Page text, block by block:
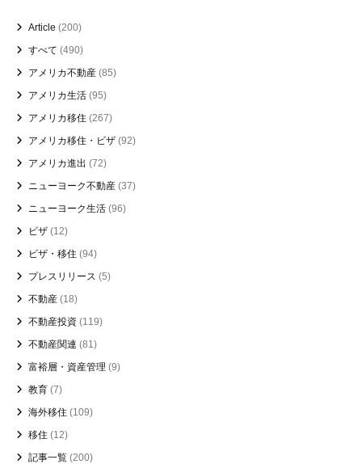
Article (200)
すべて (490)
アメリカ不動産 (85)
アメリカ生活 (95)
アメリカ移住 (267)
アメリカ移住・ビザ (92)
アメリカ進出 (72)
ニューヨーク不動産 (37)
ニューヨーク生活 (96)
ビザ (12)
ビザ・移住 (94)
プレスリリース (5)
不動産 (18)
不動産投資 (119)
不動産関連 (81)
富裕層・資産管理 (9)
教育 (7)
海外移住 (109)
移住 (12)
記事一覧 (200)